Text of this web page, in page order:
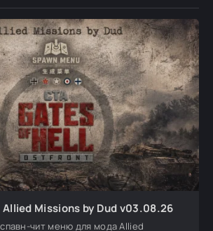
Allied Missions by Dud v03.08.26
чит меню для мода Allied